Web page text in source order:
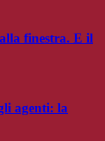
finestra. E il
agenti: la